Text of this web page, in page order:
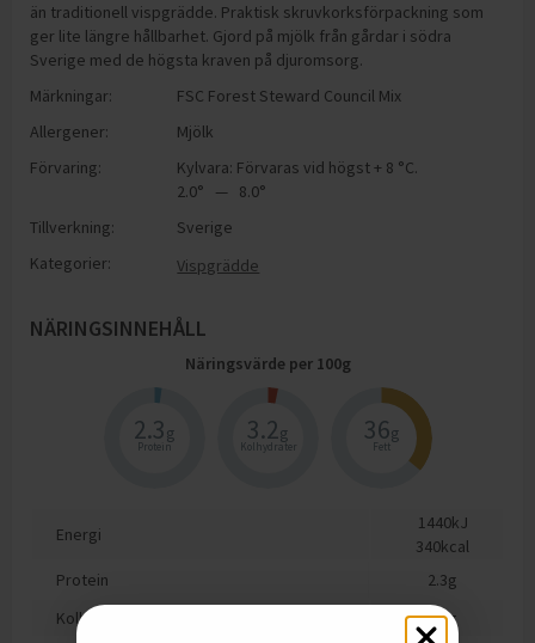
än traditionell vispgrädde. Praktisk skruvkorksförpackning som
ger lite längre hållbarhet. Gjord på mjölk från gårdar i södra
Sverige med de högsta kraven på djuromsorg.
Märkningar:
FSC Forest Steward Council Mix
Allergener:
Mjölk
Förvaring:
Kylvara: Förvaras vid högst + 8 °C.
2.0° — 8.0°
Tillverkning:
Sverige
Kategorier:
Vispgrädde
NÄRINGSINNEHÅLL
Näringsvärde per 100g
2.3g
Protein
3.2g
Kolhydrater
36g
Fett
Energi
1440kJ
340kcal
Protein
2.3g
Kolhydrat
3.2g